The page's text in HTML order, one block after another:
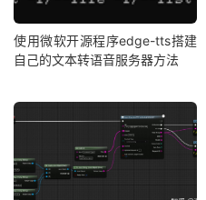
使用微软开源程序edge-tts搭建
自己的文本转语音服务器方法